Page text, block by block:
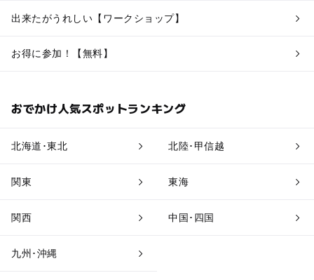
出来たがうれしい【ワークショップ】
お得に参加！【無料】
おでかけ人気スポットランキング
北海道･東北 北陸･甲信越
関東 東海
関西 中国･四国
九州･沖縄